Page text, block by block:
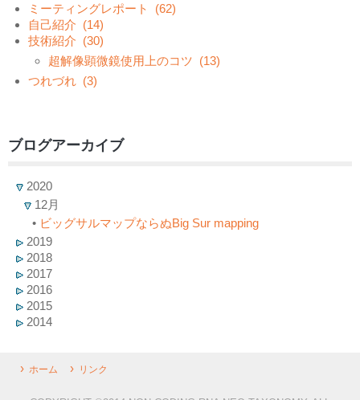
ミーティングレポート
(62)
自己紹介 (14)
技術紹介 (30)
超解像顕微鏡使用上のコツ (13)
つれづれ (3)
ブログアーカイブ
2020
12月
• ビッグサルマップならぬBig Sur mapping
2019
2018
2017
2016
2015
2014
ホーム リンク